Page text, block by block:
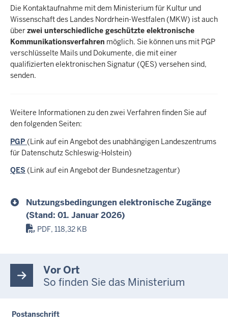
Die Kontaktaufnahme mit dem Ministerium für Kultur und
Wissenschaft des Landes Nordrhein-Westfalen (MKW) ist auch
überzwei unterschiedliche geschützte elektronische
Kommunikationsverfahren möglich. Sie können uns mit PGP
verschlüsselte Mails und Dokumente, die mit einer
qualifizierten elektronischen Signatur (QES) versehen sind,
senden.
Weitere Informationen zu den zwei Verfahren finden Sie auf
den folgenden Seiten:
PGP (Link auf ein Angebot des unabhängigen Landeszentrums
für Datenschutz Schleswig-Holstein)
QES (Link auf ein Angebot der Bundesnetzagentur)
Nutzungsbedingungen elektronische Zugänge
(Stand: 01. Januar 2026)
PDF, 118,32 KB
Vor Ort
So finden Sie das Ministerium
Postanschrift